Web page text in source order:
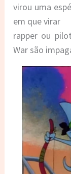
virou uma
em que virar
rapper ou
War são